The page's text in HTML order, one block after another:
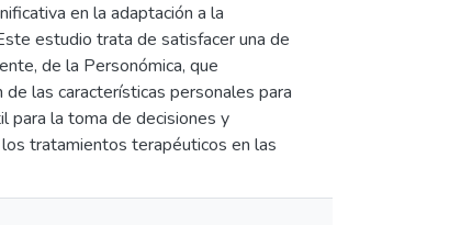
en la adaptación a la
estudio trata de satisfacer una de
de la Personómica, que
las características personales para
para la toma de decisiones y
tratamientos terapéuticos en las